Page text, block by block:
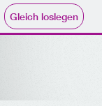
Gleich loslegen